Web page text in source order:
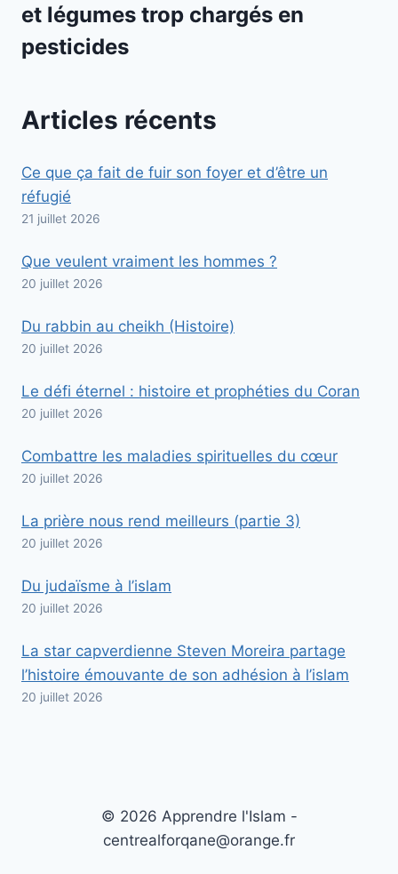
et légumes trop chargés en
pesticides
Articles récents
Ce que ça fait de fuir son foyer et d’être un
réfugié
21 juillet 2026
Que veulent vraiment les hommes ?
20 juillet 2026
Du rabbin au cheikh (Histoire)
20 juillet 2026
Le défi éternel : histoire et prophéties du Coran
20 juillet 2026
Combattre les maladies spirituelles du cœur
20 juillet 2026
La prière nous rend meilleurs (partie 3)
20 juillet 2026
Du judaïsme à l’islam
20 juillet 2026
La star capverdienne Steven Moreira partage
l’histoire émouvante de son adhésion à l’islam
20 juillet 2026
© 2026 Apprendre l'Islam -
centrealforqane@orange.fr